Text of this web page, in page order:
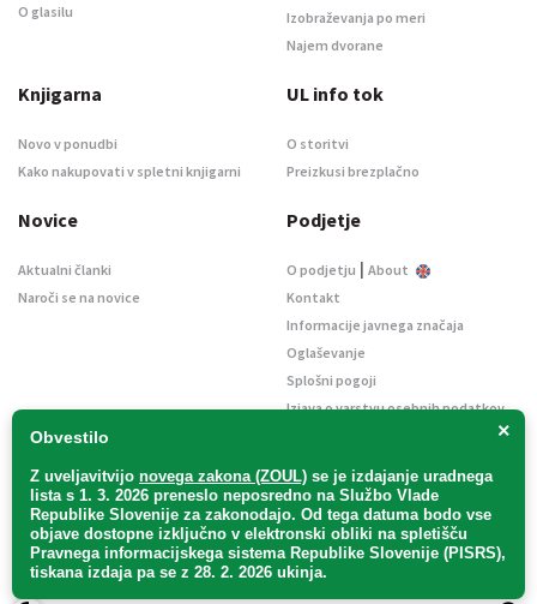
×
Obvestilo
Z uveljavitvijo novega zakona (ZOUL) se je izdajanje uradnega
lista s 1. 3. 2026 preneslo neposredno na Službo Vlade
Republike Slovenije za zakonodajo. Od tega datuma bodo vse
objave dostopne izključno v elektronski obliki na spletišču
Pravnega informacijskega sistema Republike Slovenije (PISRS),
tiskana izdaja pa se z 28. 2. 2026 ukinja.
O glasilu
Izobraževanja po meri
Najem dvorane
Knjigarna
Novo v ponudbi
Kako nakupovati v spletni knjigarni
UL info tok
O storitvi
Preizkusi brezplačno
Novice
Aktualni članki
Naroči se na novice
Podjetje
O podjetju | About
Kontakt
Informacije javnega značaja
Oglaševanje
Splošni pogoji
Izjava o varstvu osebnih podatkov
Uradni list d. o. o. – v likvidaciji / Vse pravice pridržane.